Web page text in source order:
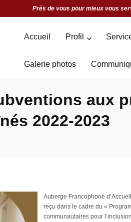
Près de vous pour mieux vous
Accueil Profil
Galerie photos
aux
2022-2023
Auberge Francophone
reçu dans le cadre du «
communautaires pour